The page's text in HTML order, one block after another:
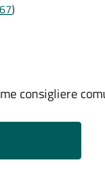
)
consigliere